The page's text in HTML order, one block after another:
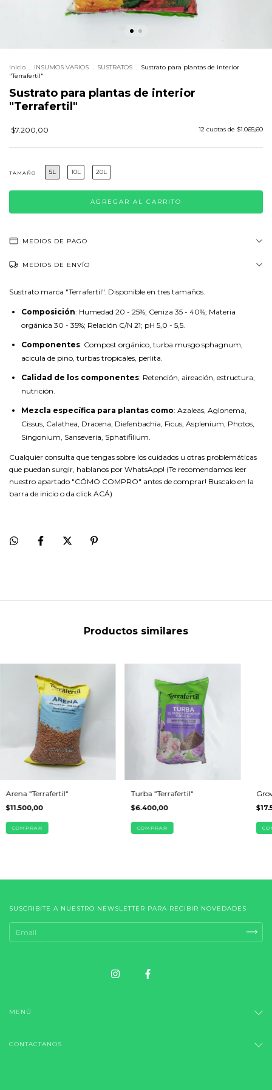
Inicio . INSUMOS VARIOS . SUSTRATOS . Sustrato para plantas de interior
"Terrafertil"
Sustrato para plantas de interior
"Terrafertil"
$7.200,00 12 cuotas de $1.065,60
TAMAÑO 5L 10L 20L
MEDIOS DE PAGO
MEDIOS DE ENVÍO
Sustrato marca "Terrafertil". Disponible en tres tamaños.
Composición: Humedad 20 - 25%; Ceniza 35 - 40%; Materia
orgánica 30 - 35%; Relación C/N 21; pH 5,0 - 5,5.
Componentes: Compost orgánico, turba musgo sphagnum,
acicula de pino, turbas tropicales, perlita.
Calidad de los componentes: Retención, aireación, estructura,
nutrición.
Mezcla específica para plantas como: Azaleas, Aglonema,
Cissus, Calathea, Dracena, Diefenbachia, Ficus, Asplenium, Photos,
Singonium, Sanseveria, Sphatifilium.
Cualquier consulta que tengas sobre los cuidados u otras problemáticas
que puedan surgir, hablanos por WhatsApp! (Te recomendamos leer
nuestro apartado "CÓMO COMPRO" antes de comprar! Buscalo en la
barra de inicio o da click ACÁ)
Productos similares
Arena "Terrafertil"
$11.500,00
Turba "Terrafertil"
$6.400,00
SUSCRIBITE A NUESTRO NEWSLETTER PARA RECIBIR NOVEDADES
MENÚ
CONTACTANOS